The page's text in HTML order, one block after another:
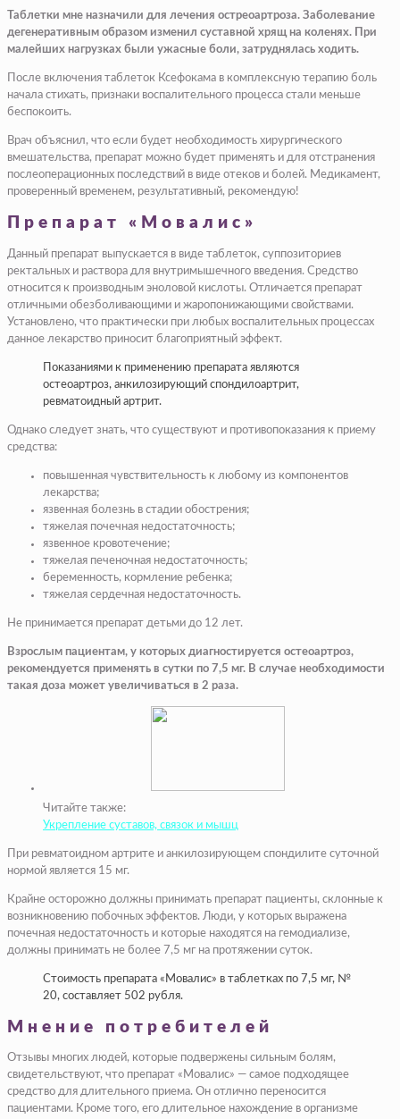
Таблетки мне назначили для лечения остреоартроза. Заболевание
дегенеративным образом изменил суставной хрящ на коленях. При
малейших нагрузках были ужасные боли, затруднялась ходить.
После включения таблеток Ксефокама в комплексную терапию боль
начала стихать, признаки воспалительного процесса стали меньше
беспокоить.
Врач объяснил, что если будет необходимость хирургического
вмешательства, препарат можно будет применять и для отстранения
послеоперационных последствий в виде отеков и болей. Медикамент,
проверенный временем, результативный, рекомендую!
Препарат «Мовалис»
Данный препарат выпускается в виде таблеток, суппозиториев
ректальных и раствора для внутримышечного введения. Средство
относится к производным эноловой кислоты. Отличается препарат
отличными обезболивающими и жаропонижающими свойствами.
Установлено, что практически при любых воспалительных процессах
данное лекарство приносит благоприятный эффект.
Показаниями к применению препарата являются
остеоартроз, анкилозирующий спондилоартрит,
ревматоидный артрит.
Однако следует знать, что существуют и противопоказания к приему
средства:
повышенная чувствительность к любому из компонентов
лекарства;
язвенная болезнь в стадии обострения;
тяжелая почечная недостаточность;
язвенное кровотечение;
тяжелая печеночная недостаточность;
беременность, кормление ребенка;
тяжелая сердечная недостаточность.
Не принимается препарат детьми до 12 лет.
Взрослым пациентам, у которых диагностируется остеоартроз,
рекомендуется применять в сутки по 7,5 мг. В случае необходимости
такая доза может увеличиваться в 2 раза.
Читайте также:
Укрепление суставов, связок и мышц
При ревматоидном артрите и анкилозирующем спондилите суточной
нормой является 15 мг.
Крайне осторожно должны принимать препарат пациенты, склонные к
возникновению побочных эффектов. Люди, у которых выражена
почечная недостаточность и которые находятся на гемодиализе,
должны принимать не более 7,5 мг на протяжении суток.
Стоимость препарата «Мовалис» в таблетках по 7,5 мг, №
20, составляет 502 рубля.
Мнение потребителей
Отзывы многих людей, которые подвержены сильным болям,
свидетельствуют, что препарат «Мовалис» — самое подходящее
средство для длительного приема. Он отлично переносится
пациентами. Кроме того, его длительное нахождение в организме